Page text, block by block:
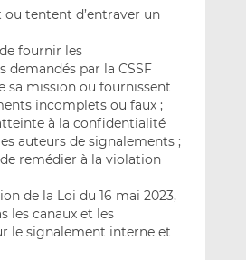
ou tentent d’entraver un
fournir les
demandés par la CSSF
sa mission ou fournissent
incomplets ou faux ;
à la confidentialité
auteurs de signalements ;
remédier à la violation
de la Loi du 16 mai 2023,
les canaux et les
le signalement interne et